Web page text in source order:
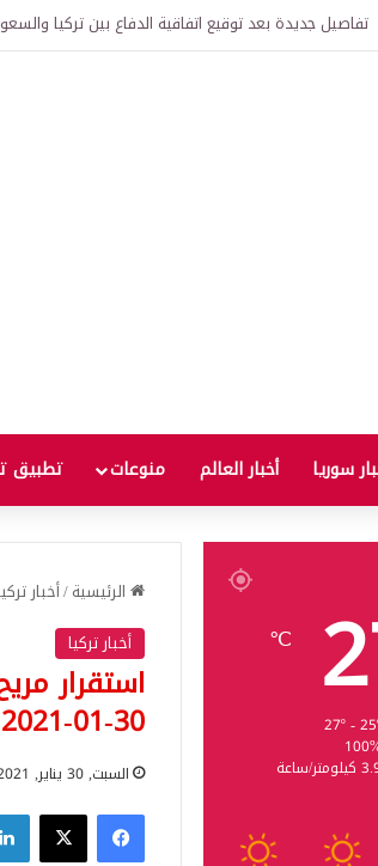
خبير اقتصادي يتوقع وصول غرام الذهب إلى 12 ألف ليرة.. متى يحدث ذلك؟
سوريا أخبار العالم منوعات تطبيق
الرئيسية/أخبار
أخبار تركيا
استقرار
30-01-2021
السبت, 30 يناير, 2021
فيسبوك‫X
℃
ساعة